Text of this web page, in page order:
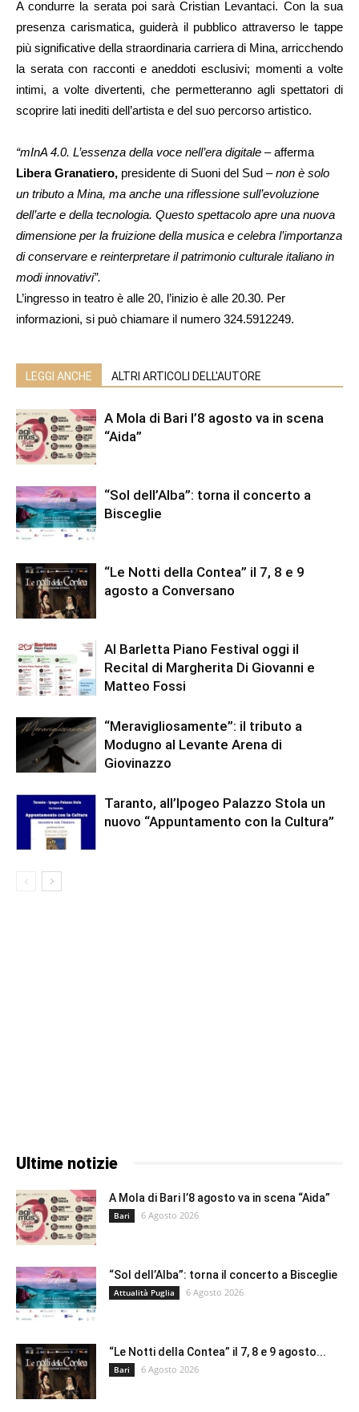
A condurre la serata poi sarà Cristian Levantaci. Con la sua
presenza carismatica, guiderà il pubblico attraverso le tappe
più significative della straordinaria carriera di Mina, arricchendo
la serata con racconti e aneddoti esclusivi; momenti a volte
intimi, a volte divertenti, che permetteranno agli spettatori di
scoprire lati inediti dell’artista e del suo percorso artistico.
“mInA 4.0. L’essenza della voce nell’era digitale – afferma
Libera Granatiero, presidente di Suoni del Sud –non è solo
un tributo a Mina, ma anche una riflessione sull’evoluzione
dell’arte e della tecnologia. Questo spettacolo apre una nuova
dimensione per la fruizione della musica e celebra l’importanza
di conservare e reinterpretare il patrimonio culturale italiano in
modi innovativi”.
L’ingresso in teatro è alle 20, l’inizio è alle 20.30. Per
informazioni, si può chiamare il numero 324.5912249.
LEGGI ANCHE ALTRI ARTICOLI DELL'AUTORE
A Mola di Bari l’8 agosto va in scena
“Aida”
“Sol dell’Alba”: torna il concerto a
Bisceglie
“Le Notti della Contea” il 7, 8 e 9
agosto a Conversano
Al Barletta Piano Festival oggi il
Recital di Margherita Di Giovanni e
Matteo Fossi
“Meravigliosamente”: il tributo a
Modugno al Levante Arena di
Giovinazzo
Taranto, all’Ipogeo Palazzo Stola un
nuovo “Appuntamento con la Cultura”
Ultime notizie
A Mola di Bari l’8 agosto va in scena “Aida”
Bari 6 Agosto 2026
“Sol dell’Alba”: torna il concerto a Bisceglie
Attualità Puglia 6 Agosto 2026
“Le Notti della Contea” il 7, 8 e 9 agosto...
Bari 6 Agosto 2026